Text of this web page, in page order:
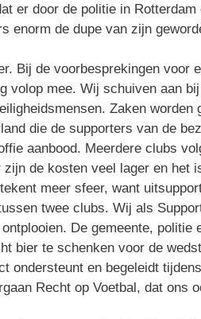
er door de politie in
enorm de dupe van zijn
Bij de voorbesprekingen voor
volop mee. Wij schuiven aan
Zaken worden
die de supporters van de
aanbood. Meerdere clubs
zijn de kosten veel lager en het
meer sfeer, want
twee clubs. Wij als
De gemeente, politie
bier te schenken voor de
ondersteunt en begeleidt
Recht op Voetbal, dat ons